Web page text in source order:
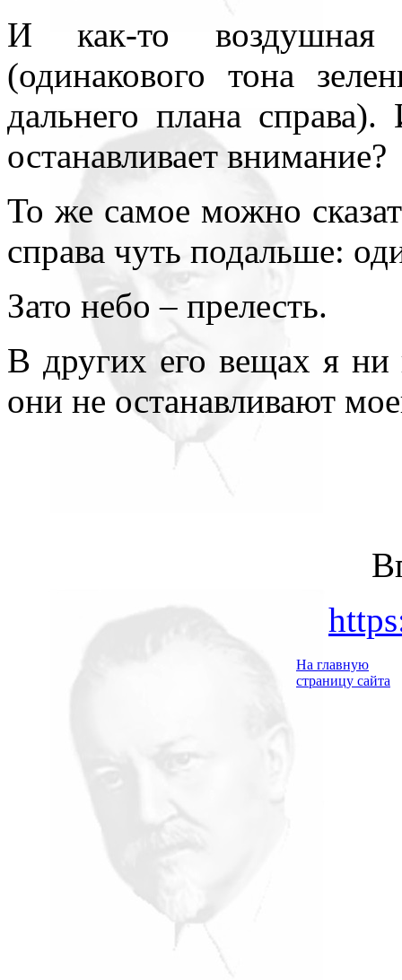
И как-то воздушная
(одинакового тона
дальнего плана
останавливает внимание?
То же самое можно
справа чуть подальше:
Зато небо – прелесть.
В других его вещах я ни
они не останавливают
На главную
страницу сайта